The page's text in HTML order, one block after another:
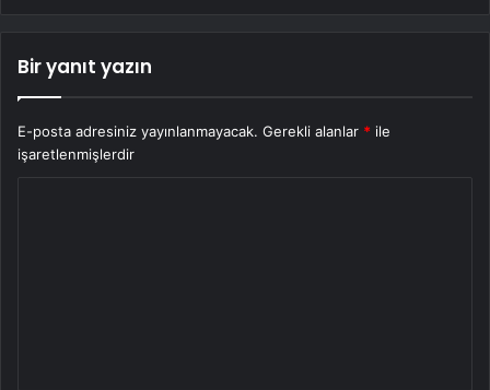
Bir yanıt yazın
E-posta adresiniz yayınlanmayacak. Gerekli alanlar * ile
işaretlenmişlerdir